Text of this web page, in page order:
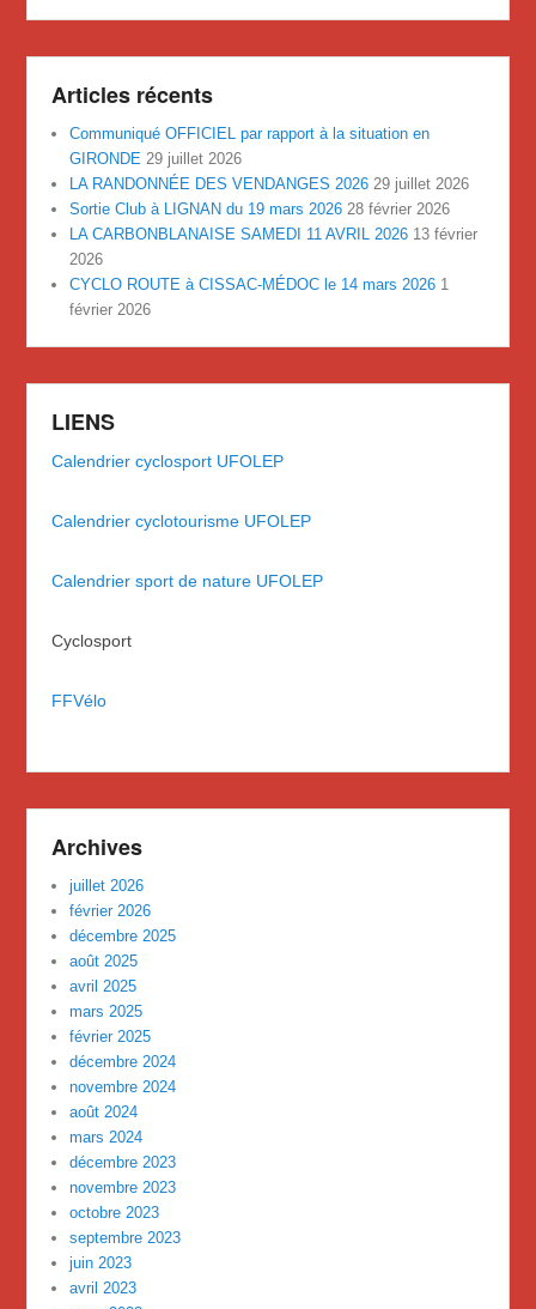
Articles récents
Communiqué OFFICIEL par rapport à la situation en
GIRONDE 29 juillet 2026
LA RANDONNÉE DES VENDANGES 2026 29 juillet 2026
Sortie Club à LIGNAN du 19 mars 2026 28 février 2026
LA CARBONBLANAISE SAMEDI 11 AVRIL 2026 13 février
2026
CYCLO ROUTE à CISSAC-MÉDOC le 14 mars 2026 1
février 2026
LIENS
Calendrier cyclosport UFOLEP
Calendrier cyclotourisme UFOLEP
Calendrier sport de nature UFOLEP
Cyclosport
FFVélo
Archives
juillet 2026
février 2026
décembre 2025
août 2025
avril 2025
mars 2025
février 2025
décembre 2024
novembre 2024
août 2024
mars 2024
décembre 2023
novembre 2023
octobre 2023
septembre 2023
juin 2023
avril 2023